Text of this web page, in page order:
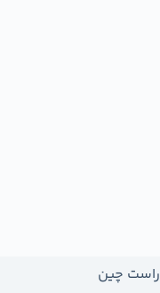
راست چین